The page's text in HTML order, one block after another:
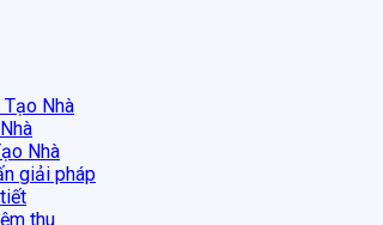
Nhà
Nhà
giải pháp